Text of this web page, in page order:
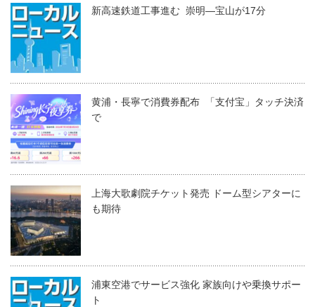
新高速鉄道工事進む 崇明―宝山が17分
黄浦・長寧で消費券配布 「支付宝」タッチ決済
で
上海大歌劇院チケット発売 ドーム型シアターに
も期待
浦東空港でサービス強化 家族向けや乗換サポー
ト